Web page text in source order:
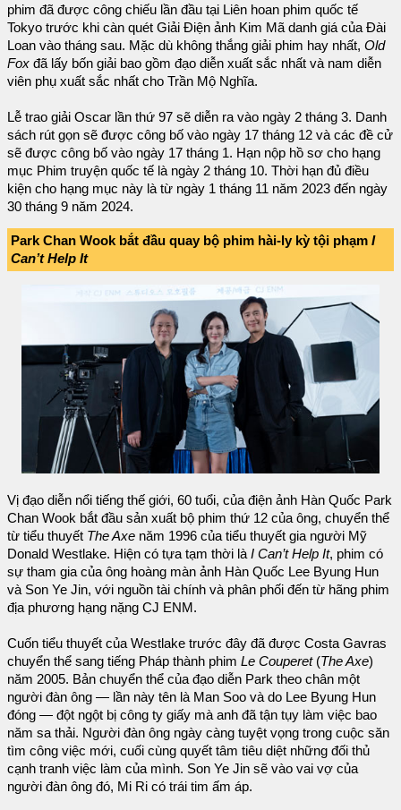
phim đã được công chiếu lần đầu tại Liên hoan phim quốc tế
Tokyo trước khi càn quét Giải Điện ảnh Kim Mã danh giá của Đài
Loan vào tháng sau. Mặc dù không thắng giải phim hay nhất, Old
Fox đã lấy bốn giải bao gồm đạo diễn xuất sắc nhất và nam diễn
viên phụ xuất sắc nhất cho Trần Mộ Nghĩa.
Lễ trao giải Oscar lần thứ 97 sẽ diễn ra vào ngày 2 tháng 3. Danh
sách rút gọn sẽ được công bố vào ngày 17 tháng 12 và các đề cử
sẽ được công bố vào ngày 17 tháng 1. Hạn nộp hồ sơ cho hạng
mục Phim truyện quốc tế là ngày 2 tháng 10. Thời hạn đủ điều
kiện cho hạng mục này là từ ngày 1 tháng 11 năm 2023 đến ngày
30 tháng 9 năm 2024.
Park Chan Wook bắt đầu quay bộ phim hài-ly kỳ tội phạm I
Can’t Help It
Vị đạo diễn nổi tiếng thế giới, 60 tuổi, của điện ảnh Hàn Quốc Park
Chan Wook bắt đầu sản xuất bộ phim thứ 12 của ông, chuyển thể
từ tiểu thuyết The Axe năm 1996 của tiểu thuyết gia người Mỹ
Donald Westlake. Hiện có tựa tạm thời là I Can’t Help It, phim có
sự tham gia của ông hoàng màn ảnh Hàn Quốc Lee Byung Hun
và Son Ye Jin, với nguồn tài chính và phân phối đến từ hãng phim
địa phương hạng nặng CJ ENM.
Cuốn tiểu thuyết của Westlake trước đây đã được Costa Gavras
chuyển thể sang tiếng Pháp thành phim Le Couperet(The Axe)
năm 2005. Bản chuyển thể của đạo diễn Park theo chân một
người đàn ông — lần này tên là Man Soo và do Lee Byung Hun
đóng — đột ngột bị công ty giấy mà anh đã tận tụy làm việc bao
năm sa thải. Người đàn ông ngày càng tuyệt vọng trong cuộc săn
tìm công việc mới, cuối cùng quyết tâm tiêu diệt những đối thủ
cạnh tranh việc làm của mình. Son Ye Jin sẽ vào vai vợ của
người đàn ông đó, Mi Ri có trái tim ấm áp.